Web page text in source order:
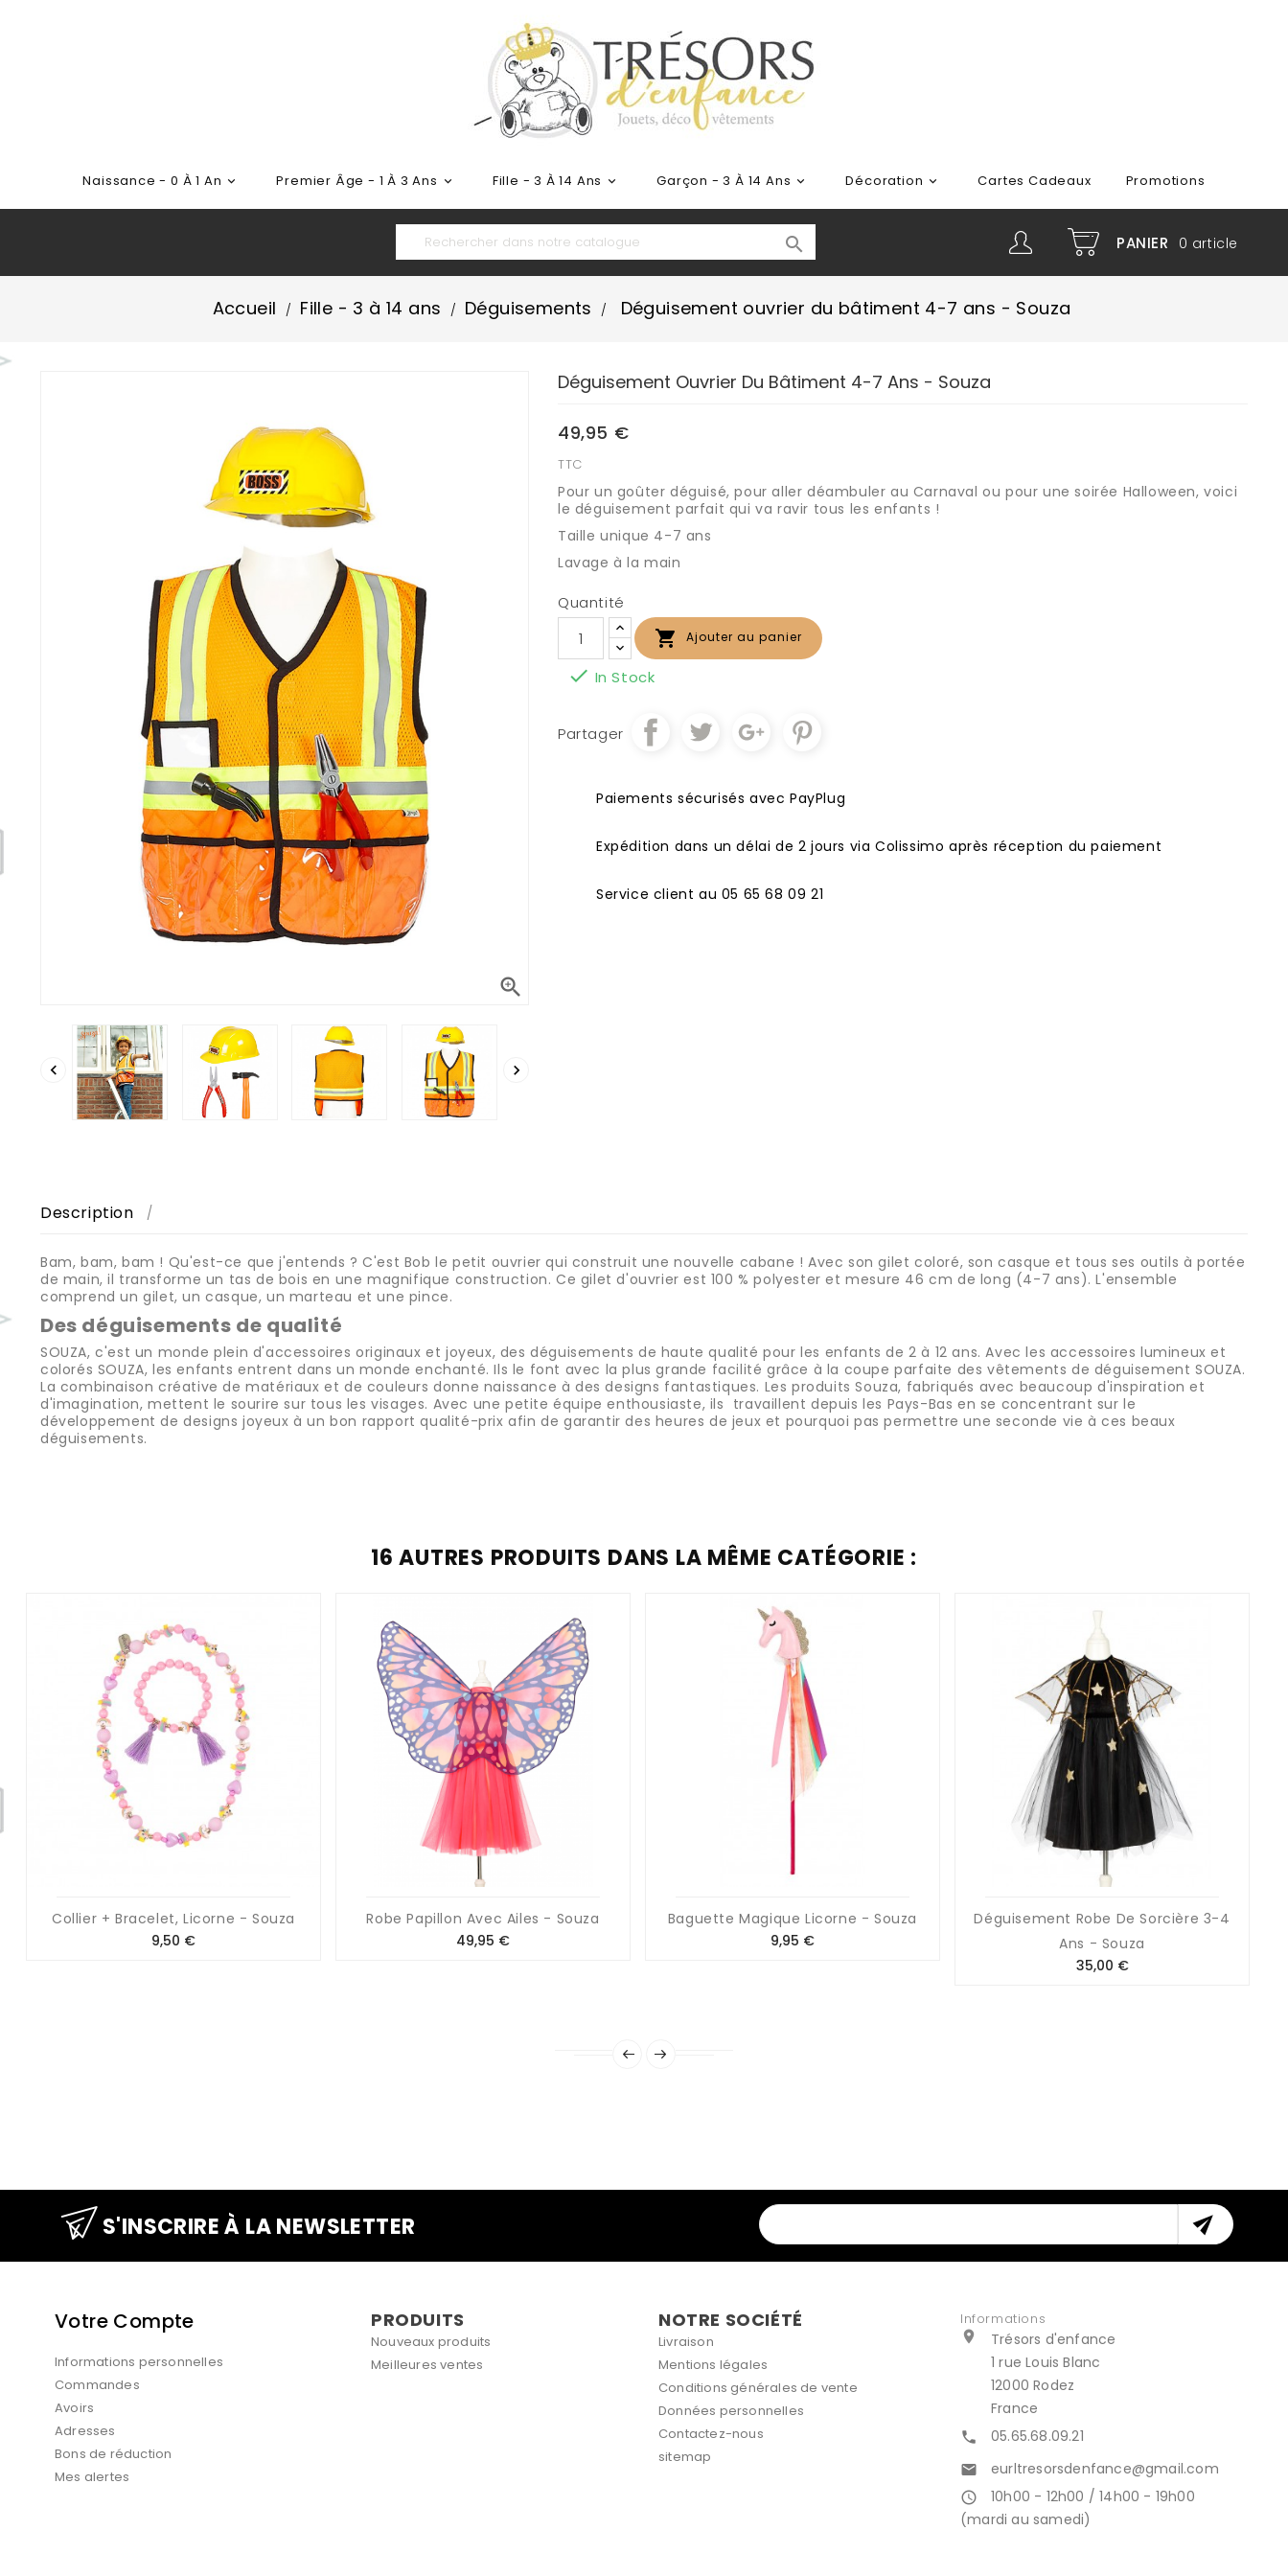

Naissance - 0 À 1 An 
Premier Âge - 1 À 3 Ans 
Fille - 3 À 14 Ans 
Garçon - 3 À 14 Ans 
Décoration Cartes Cadeaux Promotions
 PANIER 0 article
Accueil Fille - 3 à 14 ans Déguisements Déguisement ouvrier du bâtiment 4-7 ans - Souza

 
Déguisement Ouvrier Du Bâtiment 4-7 Ans - Souza
49,95 €
TTC
Pour un goûter déguisé, pour aller déambuler au Carnaval ou pour une soirée Halloween, voici
le déguisement parfait qui va ravir tous les enfants !
Taille unique 4-7 ans
Lavage à la main
Quantité
 Ajouter au panier
 In Stock
Partager
Paiements sécurisés avec PayPlug
Expédition dans un délai de 2 jours via Colissimo après réception du paiement
Service client au 05 65 68 09 21
Description
Bam, bam, bam ! Qu'est-ce que j'entends ? C'est Bob le petit ouvrier qui construit une nouvelle cabane ! Avec son gilet coloré, son casque et tous ses outils à portée
de main, il transforme un tas de bois en une magnifique construction. Ce gilet d'ouvrier est 100 % polyester et mesure 46 cm de long (4-7 ans). L'ensemble
comprend un gilet, un casque, un marteau et une pince.
Des déguisements de qualité
SOUZA, c'est un monde plein d'accessoires originaux et joyeux, des déguisements de haute qualité pour les enfants de 2 à 12 ans. Avec les accessoires lumineux et
colorés SOUZA, les enfants entrent dans un monde enchanté. Ils le font avec la plus grande facilité grâce à la coupe parfaite des vêtements de déguisement SOUZA.
La combinaison créative de matériaux et de couleurs donne naissance à des designs fantastiques. Les produits Souza, fabriqués avec beaucoup d'inspiration et
d'imagination, mettent le sourire sur tous les visages. Avec une petite équipe enthousiaste, ils travaillent depuis les Pays-Bas en se concentrant sur le
développement de designs joyeux à un bon rapport qualité-prix afin de garantir des heures de jeux et pourquoi pas permettre une seconde vie à ces beaux
déguisements.
16 AUTRES PRODUITS DANS LA MÊME CATÉGORIE :
Collier + Bracelet, Licorne - Souza
9,50 €Prix
Robe Papillon Avec Ailes - Souza
49,95 €Prix
Baguette Magique Licorne - Souza
9,95 €Prix
Déguisement Robe De Sorcière 3-4
Ans - Souza
35,00 €Prix
S'INSCRIRE À LA NEWSLETTER 
Votre Compte
Informations personnelles
Commandes
Avoirs
Adresses
Bons de réduction
Mes alertes
PRODUITS
Nouveaux produits
Meilleures ventes
NOTRE SOCIÉTÉ
Livraison
Mentions légales
Conditions générales de vente
Données personnelles
Contactez-nous
sitemap
Informations

Trésors d'enfance
1 rue Louis Blanc
12000 Rodez
France
 05.65.68.09.21
 eurltresorsdenfance@gmail.com
access_time
10h00 - 12h00 / 14h00 - 19h00
(mardi au samedi)